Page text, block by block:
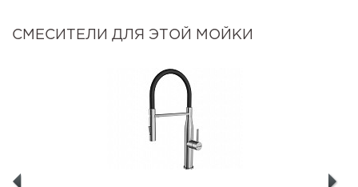
СМЕСИТЕЛИ ДЛЯ ЭТОЙ МОЙКИ